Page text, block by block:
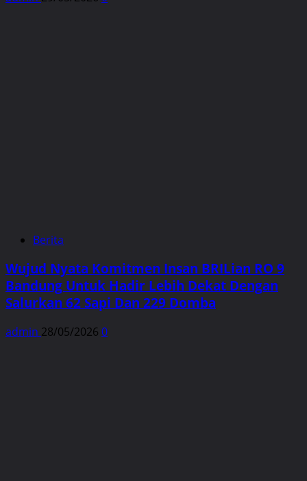
Berita
Wujud Nyata Komitmen Insan BRILian RO 9
Bandung Untuk Hadir Lebih Dekat Dengan
Salurkan 62 Sapi Dan 229 Domba
admin 28/05/2026 0